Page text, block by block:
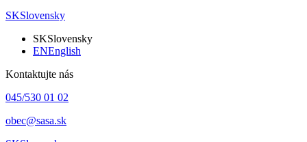
SKSlovensky
SKSlovensky
ENEnglish
Kontaktujte nás
045/530 01 02
obec@sasa.sk